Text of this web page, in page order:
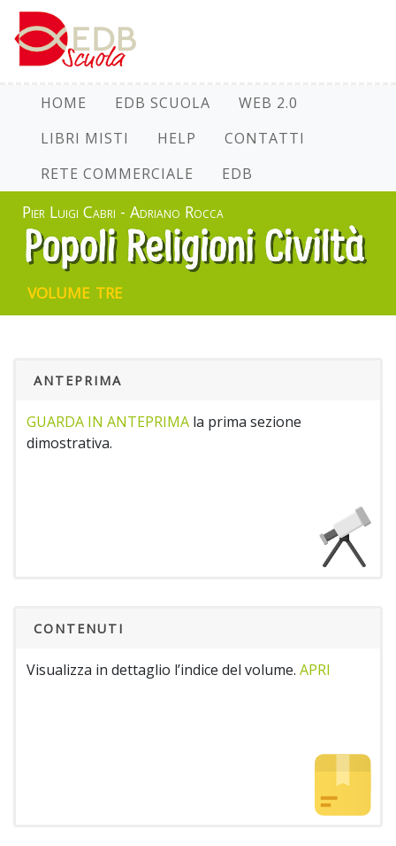
HOME EDB SCUOLA
WEB 2.0
LIBRI MISTI
HELP
CONTATTI
RETE COMMERCIALE
EDB
Pier Luigi Cabri - Adriano Rocca
volume tre
ANTEPRIMA
GUARDA IN ANTEPRIMA la prima sezione
dimostrativa.
CONTENUTI
Visualizza in dettaglio l’indice del volume. APRI